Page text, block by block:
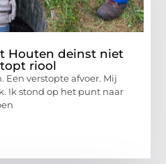
Houten deinst niet
riool
Een verstopte afvoer. Mij
Ik stond op het punt naar